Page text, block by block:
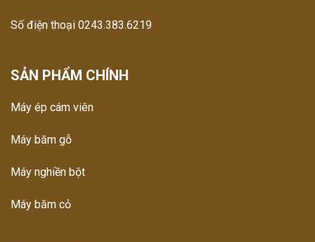
Số điện thoại 0243.383.6219
SẢN PHẨM CHÍNH
Máy ép cám viên
Máy băm gỗ
Máy nghiền bột
Máy băm cỏ